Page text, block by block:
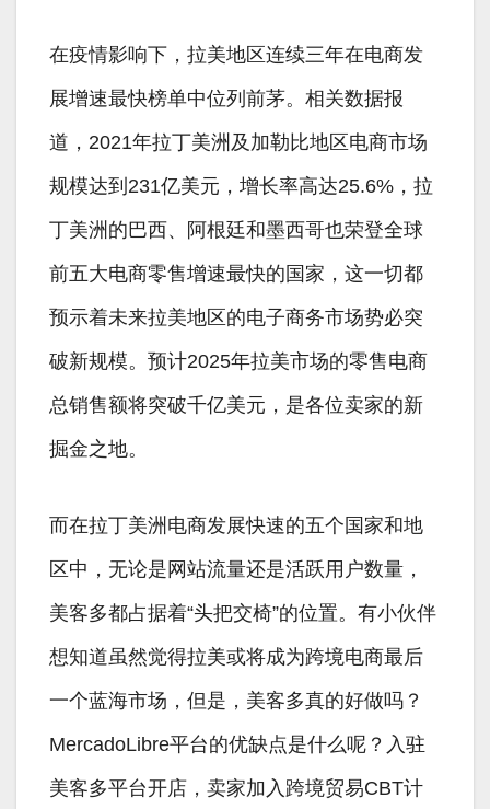
在疫情影响下，拉美地区连续三年在电商发
展增速最快榜单中位列前茅。相关数据报
道，2021年拉丁美洲及加勒比地区电商市场
规模达到231亿美元，增长率高达25.6%，拉
丁美洲的巴西、阿根廷和墨西哥也荣登全球
前五大电商零售增速最快的国家，这一切都
预示着未来拉美地区的电子商务市场势必突
破新规模。预计2025年拉美市场的零售电商
总销售额将突破千亿美元，是各位卖家的新
掘金之地。
而在拉丁美洲电商发展快速的五个国家和地
区中，无论是网站流量还是活跃用户数量，
美客多都占据着“头把交椅”的位置。有小伙伴
想知道虽然觉得拉美或将成为跨境电商最后
一个蓝海市场，但是，美客多真的好做吗？
MercadoLibre平台的优缺点是什么呢？入驻
美客多平台开店，卖家加入跨境贸易CBT计